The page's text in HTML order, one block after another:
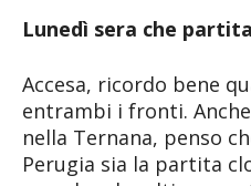
Lunedì sera che
Accesa, ricordo bene
entrambi i fronti.
nella Ternana, penso
Perugia sia la partita